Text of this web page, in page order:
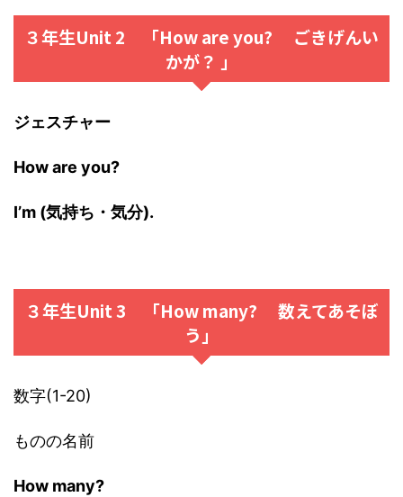
３年生Unit 2 「How are you? ごきげんい
かが？ 」
ジェスチャー
How are you?
I’m (気持ち・気分).
３年生Unit 3 「How many? 数えてあそぼ
う」
数字(1-20)
ものの名前
How many?